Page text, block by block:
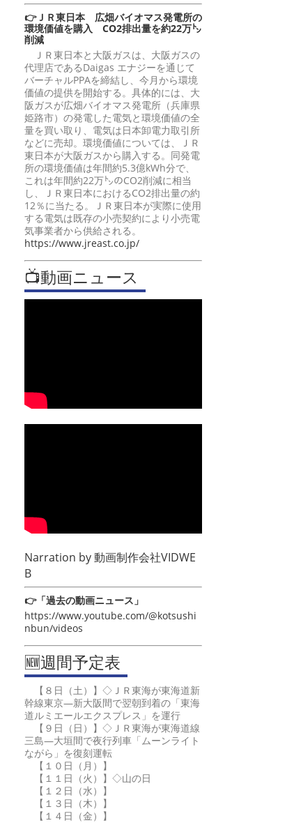
👉ＪＲ東日本 広畑バイオマス発電所の
環境価値を購入 CO2排出量を約22万㌧
削減
ＪＲ東日本と大阪ガスは、大阪ガスの
代理店であるDaigas エナジーを通じて
バーチャルPPAを締結し、今月から環境
価値の提供を開始する。具体的には、大
阪ガスが広畑バイオマス発電所（兵庫県
姫路市）の発電した電気と環境価値の全
量を買い取り、電気は日本卸電力取引所
などに売却。環境価値については、ＪＲ
東日本が大阪ガスから購入する。同発電
所の環境価値は年間約5.3億kWh分で、
これは年間約22万㌧のCO2削減に相当
し、ＪＲ東日本におけるCO2排出量の約
12％に当たる。ＪＲ東日本が実際に使用
する電気は既存の小売契約により小売電
気事業者から供給される。
https://www.jreast.co.jp/
📺動画ニュース
Narration by動画制作会社VIDWE
B
👉「過去の動画ニュース」
https://www.youtube.com/@kotsushi
nbun/videos
🆕週間予定表
【８日（土）】◇ＪＲ東海が東海道新
幹線東京―新大阪間で翌朝到着の「東海
道ルミエールエクスプレス」を運行
【９日（日）】◇ＪＲ東海が東海道線
三島―大垣間で夜行列車「ムーンライト
ながら」を復刻運転
【１０日（月）】
【１１日（火）】◇山の日
【１２日（水）】
【１３日（木）】
【１４日（金）】